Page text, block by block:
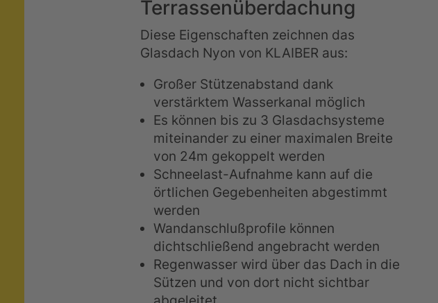
Terrassenüberdachung
Diese Eigenschaften zeichnen das
Glasdach Nyon von KLAIBER aus:
Großer Stützenabstand dank
verstärktem Wasserkanal möglich
Es können bis zu 3 Glasdachsysteme
miteinander zu einer maximalen Breite
von 24m gekoppelt werden
Schneelast-Aufnahme kann auf die
örtlichen Gegebenheiten abgestimmt
werden
Wandanschlußprofile können
dichtschließend angebracht werden
Regenwasser wird über das Dach in die
Sützen und von dort nicht sichtbar